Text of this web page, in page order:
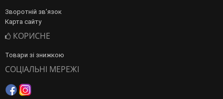
Зворотній зв’язок
Карта сайту
КОРИСНЕ
Товари зі знижкою
СОЦІАЛЬНІ МЕРЕЖІ